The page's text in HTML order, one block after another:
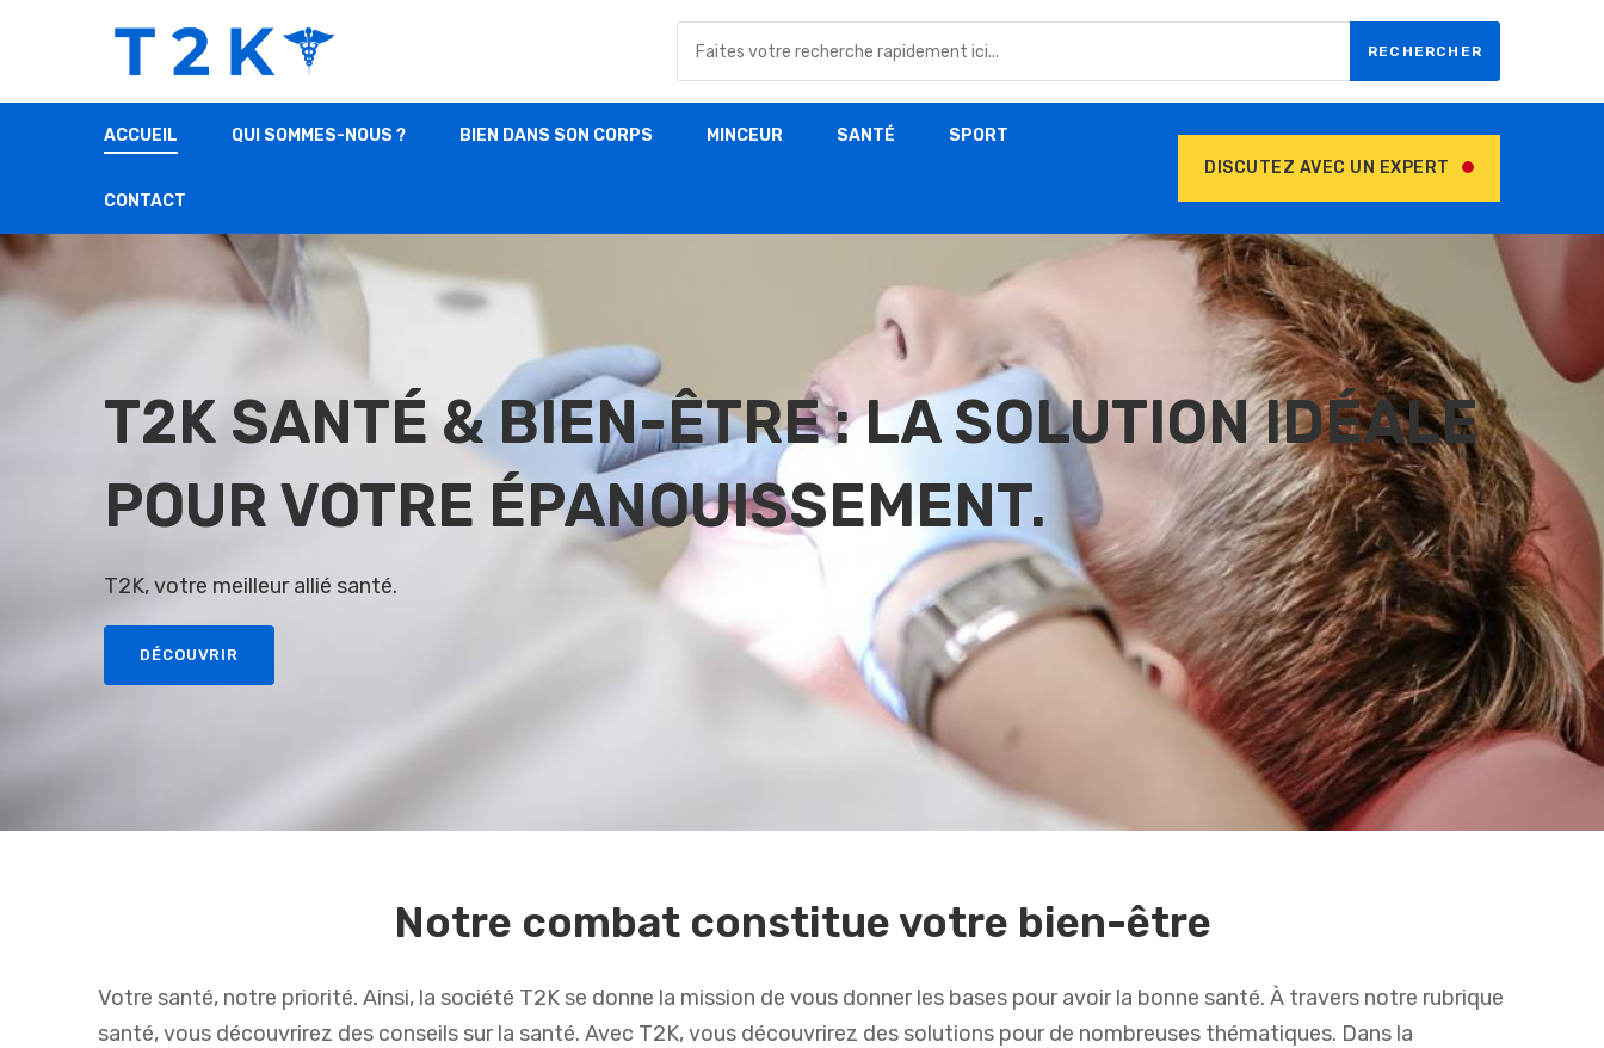
RECHERCHER
ACCUEIL QUI SOMMES-NOUS ? BIEN DANS SON CORPS MINCEUR SANTÉ SPORT
CONTACT
DISCUTEZ AVEC UN EXPERT
T2K SANTÉ & BIEN-ÊTRE : LA SOLUTION IDÉALE
POUR VOTRE ÉPANOUISSEMENT.
T2K, votre meilleur allié santé.
DÉCOUVRIR
Notre combat constitue votre bien-être
Votre santé, notre priorité. Ainsi, la société T2K se donne la mission de vous donner les bases pour avoir la bonne santé. À travers notre rubrique
santé, vous découvrirez des conseils sur la santé. Avec T2K, vous découvrirez des solutions pour de nombreuses thématiques. Dans la